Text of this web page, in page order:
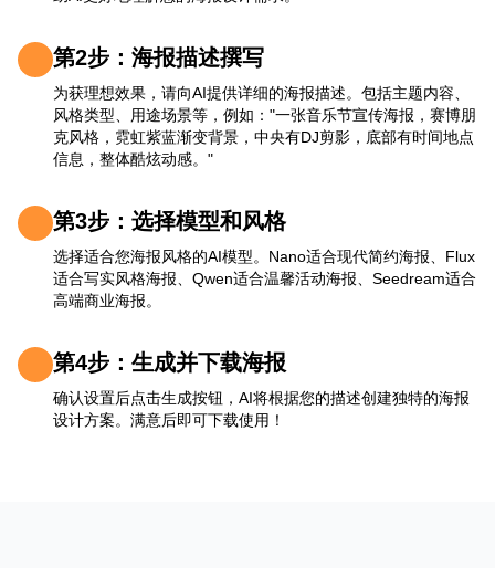
第2步：海报描述撰写
为获理想效果，请向AI提供详细的海报描述。包括主题内容、
风格类型、用途场景等，例如："一张音乐节宣传海报，赛博朋
克风格，霓虹紫蓝渐变背景，中央有DJ剪影，底部有时间地点
信息，整体酷炫动感。"
第3步：选择模型和风格
选择适合您海报风格的AI模型。Nano适合现代简约海报、Flux
适合写实风格海报、Qwen适合温馨活动海报、Seedream适合
高端商业海报。
第4步：生成并下载海报
确认设置后点击生成按钮，AI将根据您的描述创建独特的海报
设计方案。满意后即可下载使用！